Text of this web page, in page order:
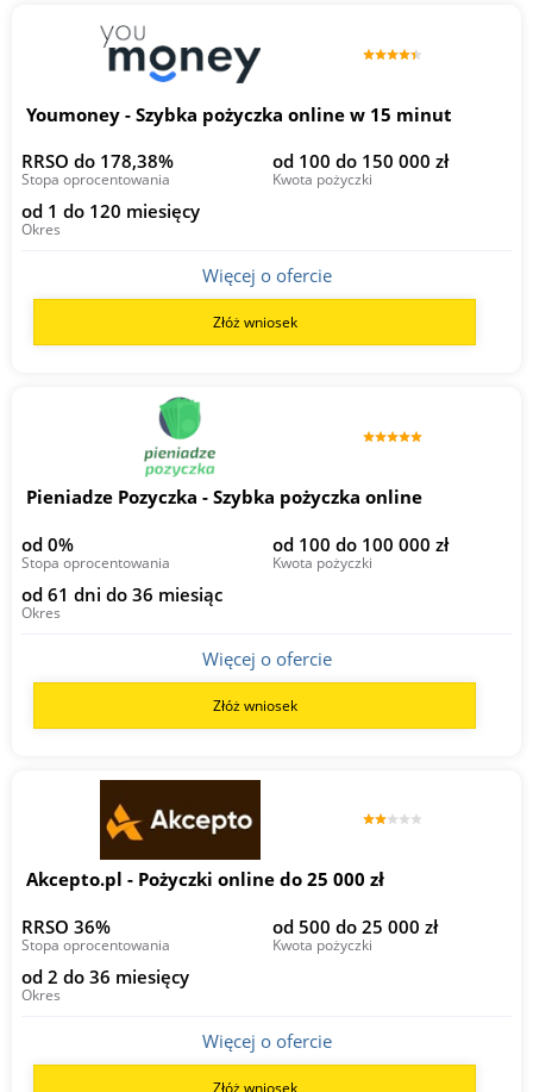
Youmoney - Szybka pożyczka online w 15 minut
RRSO do 178,38%
Stopa oprocentowania
od 100 do 150 000 zł
Kwota pożyczki
od 1 do 120 miesięcy
Okres
Więcej o ofercie
Złóż wniosek
Pieniadze Pozyczka - Szybka pożyczka online
od 0%
Stopa oprocentowania
od 100 do 100 000 zł
Kwota pożyczki
od 61 dni do 36 miesiąc
Okres
Więcej o ofercie
Złóż wniosek
Akcepto.pl - Pożyczki online do 25 000 zł
RRSO 36%
Stopa oprocentowania
od 500 do 25 000 zł
Kwota pożyczki
od 2 do 36 miesięcy
Okres
Więcej o ofercie
Złóż wniosek